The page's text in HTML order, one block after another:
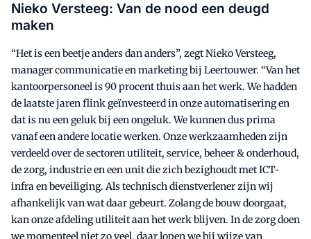
Nieko Versteeg: Van de nood een deugd
maken
“Het is een beetje anders dan anders”, zegt Nieko Versteeg,
manager communicatie en marketing bij Leertouwer. “Van het
kantoorpersoneel is 90 procent thuis aan het werk. We hadden
de laatste jaren flink geïnvesteerd in onze automatisering en
dat is nu een geluk bij een ongeluk. We kunnen dus prima
vanaf een andere locatie werken. Onze werkzaamheden zijn
verdeeld over de sectoren utiliteit, service, beheer & onderhoud,
de zorg, industrie en een unit die zich bezighoudt met ICT-
infra en beveiliging. Als technisch dienstverlener zijn wij
afhankelijk van wat daar gebeurt. Zolang de bouw doorgaat,
kan onze afdeling utiliteit aan het werk blijven. In de zorg doen
we momenteel niet zo veel, daar lopen we bij wijze van